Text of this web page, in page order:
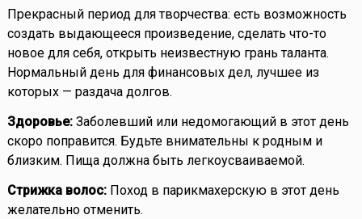
Прекрасный период для творчества: есть возможность
создать выдающееся произведение, сделать что-то
новое для себя, открыть неизвестную грань таланта.
Нормальный день для финансовых дел, лучшее из
которых — раздача долгов.
Здоровье:Заболевший или недомогающий в этот день
скоро поправится. Будьте внимательны к родным и
близким. Пища должна быть легкоусваиваемой.
Стрижка волос:Поход в парикмахерскую в этот день
желательно отменить.